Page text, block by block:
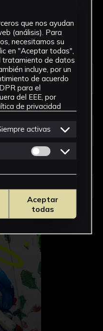
a
que nos ayudan
(análisis). Para
necesitamos su
en "Aceptar todas",
tratamiento de datos
incluye, por un
de acuerdo
para el
del EEE, por
de privacidad
activas
Permitir cookies
Aceptar
todas